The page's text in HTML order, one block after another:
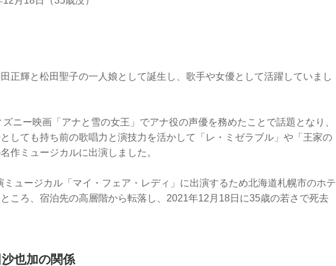
正輝と松田聖子の一人娘として誕生し、歌手や女優として活躍していまし
ニー映画「アナと雪の女王」でアナ役の声優を務めたことで話題となり、
しても持ち前の歌唱力と演技力を活かして「レ・ミゼラブル」や「王家の
作ミュージカルに出演しました。
ミュージカル「マイ・フェア・レディ」に出演するため北海道札幌市のホテ
ころ、宿泊先の高層階から転落し、2021年12月18日に35歳の若さで死去
也加の関係